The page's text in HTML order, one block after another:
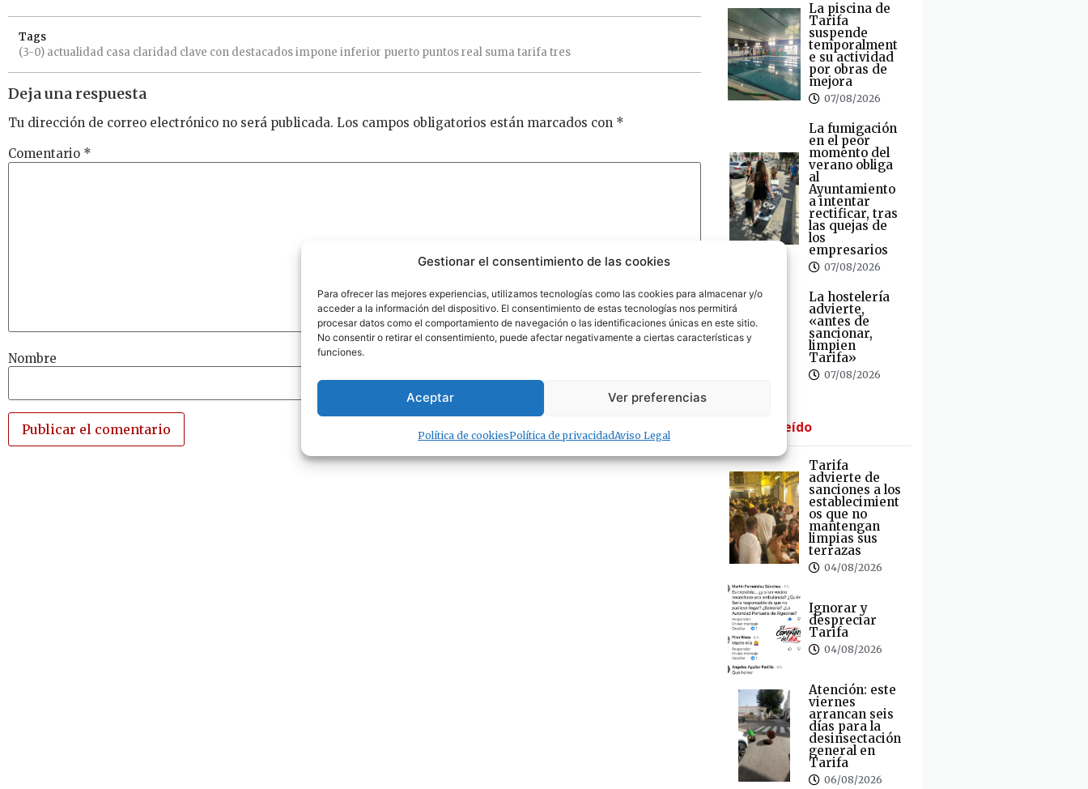
Gestionar el consentimiento de las cookies
Para ofrecer las mejores experiencias, utilizamos tecnologías como las cookies para almacenar y/o
acceder a la información del dispositivo. El consentimiento de estas tecnologías nos permitirá
procesar datos como el comportamiento de navegación o las identificaciones únicas en este sitio.
No consentir o retirar el consentimiento, puede afectar negativamente a ciertas características y
funciones.
Aceptar Ver preferencias
Política de cookiesPolítica de privacidadAviso Legal
Tags
(3-0) actualidad casa claridad clave con destacadosimpone inferior puerto puntosreal suma tarifa tres
Deja una respuesta
Tu dirección de correo electrónico no será publicada. Los campos obligatorios están marcados con *
Comentario *
Nombre
La piscina de
Tarifa
suspende
temporalment
e su actividad
por obras de
mejora
07/08/2026
La fumigación
en el peor
momento del
verano obliga
al
Ayuntamiento
a intentar
rectificar, tras
las quejas de
los
empresarios
07/08/2026
La hostelería
advierte,
«antes de
sancionar,
limpien
Tarifa»
07/08/2026
· Lo + Leído
Tarifa
advierte de
sanciones a los
establecimient
os que no
mantengan
limpias sus
terrazas
04/08/2026
Ignorar y
despreciar
Tarifa
04/08/2026
Atención: este
viernes
arrancan seis
días para la
desinsectación
general en
Tarifa
06/08/2026